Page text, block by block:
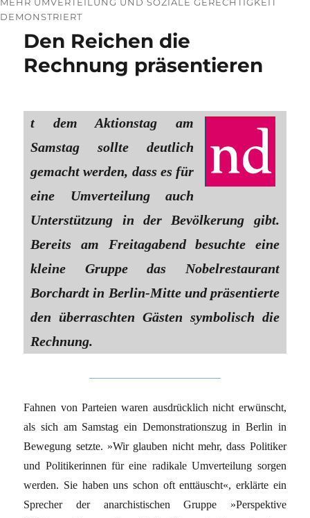
DEMONSTRIERT
Den Reichen die
Rechnung präsentieren
t dem Aktionstag am
Samstag sollte deutlich
gemacht werden, dass es für
eine Umverteilung auch
Unterstützung in der Bevölkerung gibt.
Bereits am Freitagabend besuchte eine
kleine Gruppe das Nobelrestaurant
Borchardt in Berlin-Mitte und präsentierte
den überraschten Gästen symbolisch die
Rechnung.
Fahnen von Parteien waren ausdrücklich nicht erwünscht,
als sich am Samstag ein Demonstrationszug in Berlin in
Bewegung setzte. »Wir glauben nicht mehr, dass Politiker
und Politikerinnen für eine radikale Umverteilung sorgen
werden. Sie haben uns schon oft enttäuscht«, erklärte ein
Sprecher der anarchistischen Gruppe »Perspektive